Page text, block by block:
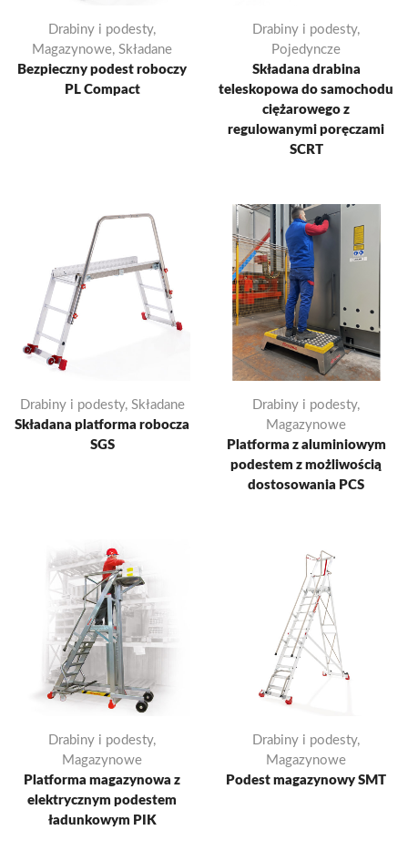
Drabiny i podesty,
Magazynowe, Składane
Bezpieczny podest roboczy
PL Compact
Drabiny i podesty,
Pojedyncze
Składana drabina
teleskopowa do samochodu
ciężarowego z
regulowanymi poręczami
SCRT
Drabiny i podesty, Składane
Składana platforma robocza
SGS
Drabiny i podesty,
Magazynowe
Platforma z aluminiowym
podestem z możliwością
dostosowania PCS
Drabiny i podesty,
Magazynowe
Platforma magazynowa z
elektrycznym podestem
ładunkowym PIK
Drabiny i podesty,
Magazynowe
Podest magazynowy SMT